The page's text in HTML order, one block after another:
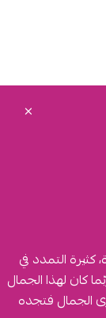
التمدد في
كان لهذا الجمال
الجمال فتجده